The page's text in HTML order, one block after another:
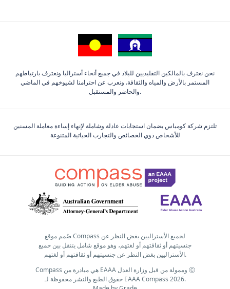
نحن نعترف بالمالكين التقليديين للبلاد في جميع أنحاء أستراليا ونعترف بارتباطهم
المستمر بالأرض والمياه والثقافة. ونعرب عن احترامنا لشيوخهم في الماضي
والحاضر والمستقبل.
تلتزم شركة كومباس بضمان استجابات عادلة وشاملة لإنهاء إساءة معاملة المسنين
للأشخاص ذوي الخصائص والتجارب الحياتية المتنوعة
صُمم موقع Compass لجميع الأستراليين بغض النظر عن
جنسيتهم أو ثقافتهم أو لغتهم، وهو موقع شامل يتنقل بين جميع
الأستراليين بغض النظر عن جنسيتهم أو ثقافتهم أو لغتهم.
Compass هي مبادرة من EAAA وممولة من قبل وزارة العدل Ⓒ
حقوق الطبع والنشر محفوظة لـ EAAA Compass 2026.